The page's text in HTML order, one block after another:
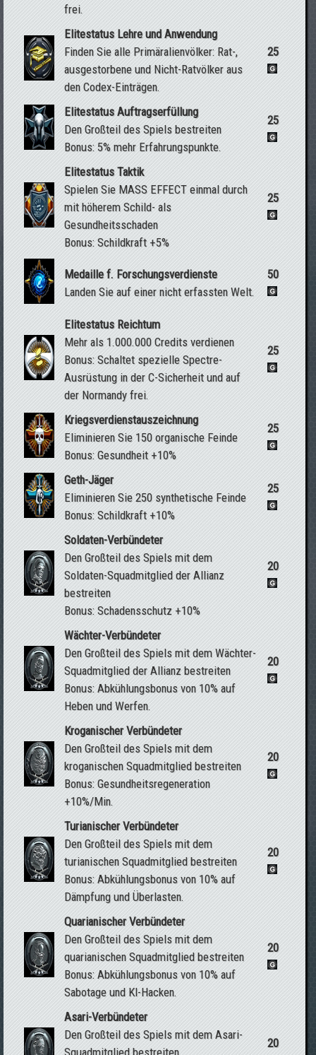
frei.
Elitestatus Lehre und Anwendung
Finden Sie alle Primäralienvölker: Rat-,
ausgestorbene und Nicht-Ratvölker aus
den Codex-Einträgen.
25
Elitestatus Auftragserfüllung
Den Großteil des Spiels bestreiten
Bonus: 5% mehr Erfahrungspunkte.
25
Elitestatus Taktik
Spielen Sie MASS EFFECT einmal durch
mit höherem Schild- als
Gesundheitsschaden
Bonus: Schildkraft +5%
25
Medaille f. Forschungsverdienste
Landen Sie auf einer nicht erfassten Welt.
50
Elitestatus Reichtum
Mehr als 1.000.000 Credits verdienen
Bonus: Schaltet spezielle Spectre-
Ausrüstung in der C-Sicherheit und auf
der Normandy frei.
25
Kriegsverdienstauszeichnung
Eliminieren Sie 150 organische Feinde
Bonus: Gesundheit +10%
25
Geth-Jäger
Eliminieren Sie 250 synthetische Feinde
Bonus: Schildkraft +10%
25
Soldaten-Verbündeter
Den Großteil des Spiels mit dem
Soldaten-Squadmitglied der Allianz
bestreiten
Bonus: Schadensschutz +10%
20
Wächter-Verbündeter
Den Großteil des Spiels mit dem Wächter-
Squadmitglied der Allianz bestreiten
Bonus: Abkühlungsbonus von 10% auf
Heben und Werfen.
20
Kroganischer Verbündeter
Den Großteil des Spiels mit dem
kroganischen Squadmitglied bestreiten
Bonus: Gesundheitsregeneration
+10%/Min.
20
Turianischer Verbündeter
Den Großteil des Spiels mit dem
turianischen Squadmitglied bestreiten
Bonus: Abkühlungsbonus von 10% auf
Dämpfung und Überlasten.
20
Quarianischer Verbündeter
Den Großteil des Spiels mit dem
quarianischen Squadmitglied bestreiten
Bonus: Abkühlungsbonus von 10% auf
Sabotage und KI-Hacken.
20
Asari-Verbündeter
Den Großteil des Spiels mit dem Asari-
20